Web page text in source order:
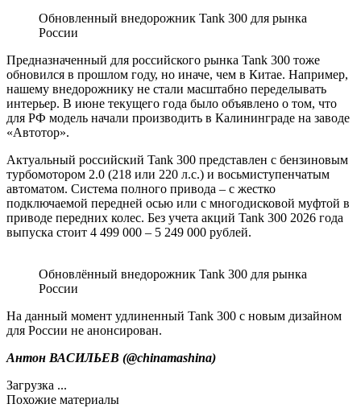
Обновленный внедорожник Tank 300 для рынка
России
Предназначенный для российского рынка Tank 300 тоже
обновился в прошлом году, но иначе, чем в Китае. Например,
нашему внедорожнику не стали масштабно переделывать
интерьер. В июне текущего года было объявлено о том, что
для РФ модель начали производить в Калининграде на заводе
«Автотор».
Актуальный российский Tank 300 представлен с бензиновым
турбомотором 2.0 (218 или 220 л.с.) и восьмиступенчатым
автоматом. Система полного привода – с жестко
подключаемой передней осью или с многодисковой муфтой в
приводе передних колес. Без учета акций Tank 300 2026 года
выпуска стоит 4 499 000 – 5 249 000 рублей.
Обновлённый внедорожник Tank 300 для рынка
России
На данный момент удлиненный Tank 300 с новым дизайном
для России не анонсирован.
Антон ВАСИЛЬЕВ (@chinamashina)
Загрузка ...
Похожие материалы